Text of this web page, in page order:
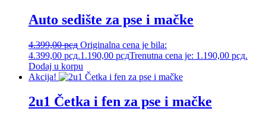
Auto sedište za pse i mačke
4.399,00рсд Originalna cena je bila:
4.399,00 рсд.1.190,00 рсдTrenutna cena je: 1.190,00 рсд.
Dodaj u korpu
Akcija!
2u1 Četka i fen za pse i mačke